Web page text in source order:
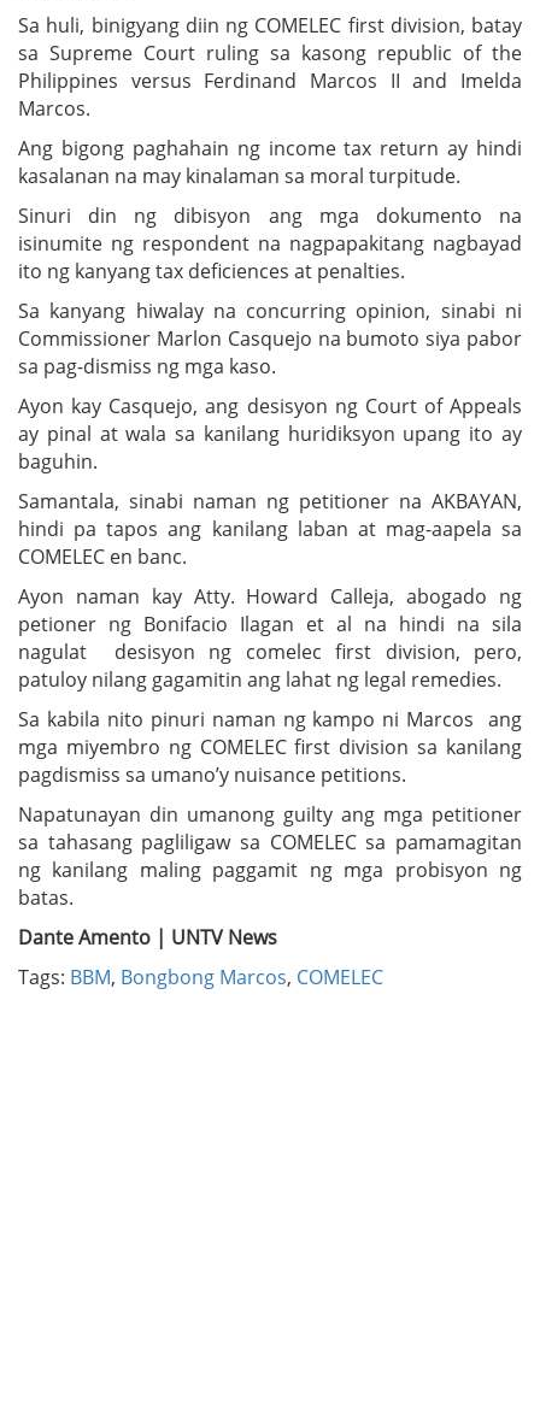
Sa huli, binigyang diin ng COMELEC first division, batay
sa Supreme Court ruling sa kasong republic of the
Philippines versus Ferdinand Marcos II and Imelda
Marcos.
Ang bigong paghahain ng income tax return ay hindi
kasalanan na may kinalaman sa moral turpitude.
Sinuri din ng dibisyon ang mga dokumento na
isinumite ng respondent na nagpapakitang nagbayad
ito ng kanyang tax deficiences at penalties.
Sa kanyang hiwalay na concurring opinion, sinabi ni
Commissioner Marlon Casquejo na bumoto siya pabor
sa pag-dismiss ng mga kaso.
Ayon kay Casquejo, ang desisyon ng Court of Appeals
ay pinal at wala sa kanilang huridiksyon upang ito ay
baguhin.
Samantala, sinabi naman ng petitioner na AKBAYAN,
hindi pa tapos ang kanilang laban at mag-aapela sa
COMELEC en banc.
Ayon naman kay Atty. Howard Calleja, abogado ng
petioner ng Bonifacio Ilagan et al na hindi na sila
nagulat desisyon ng comelec first division, pero,
patuloy nilang gagamitin ang lahat ng legal remedies.
Sa kabila nito pinuri naman ng kampo ni Marcos ang
mga miyembro ng COMELEC first division sa kanilang
pagdismiss sa umano’y nuisance petitions.
Napatunayan din umanong guilty ang mga petitioner
sa tahasang pagliligaw sa COMELEC sa pamamagitan
ng kanilang maling paggamit ng mga probisyon ng
batas.
Dante Amento | UNTV News
Tags: BBM, Bongbong Marcos, COMELEC